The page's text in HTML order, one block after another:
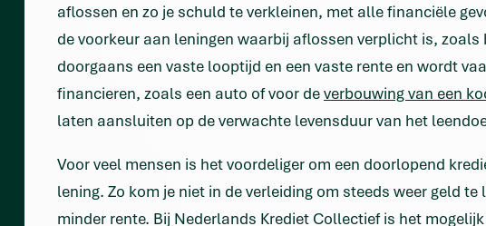
aflossen en zo je schuld te verkleinen, met alle financiële
de voorkeur aan leningen waarbij aflossen verplicht is,
doorgaans een vaste looptijd en een vaste rente en wordt
financieren, zoals een auto of voor deverbouwing van een
laten aansluiten op de verwachte levensduur van het
Voor veel mensen is het voordeliger om een doorlopend
lening. Zo kom je niet in de verleiding om steeds weer geld
minder rente. Bij Nederlands Krediet Collectief is het